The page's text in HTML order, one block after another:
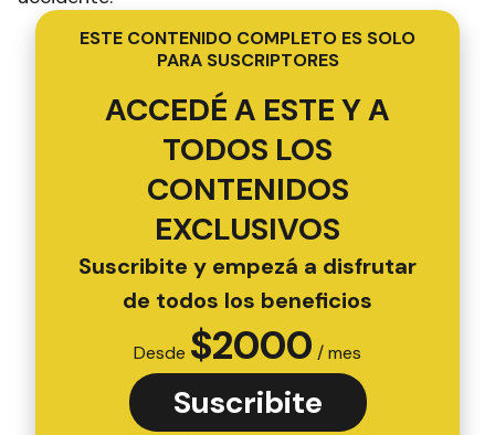
ESTE CONTENIDO COMPLETO ES SOLO
PARA SUSCRIPTORES
ACCEDÉ A ESTE Y A
TODOS LOS
CONTENIDOS
EXCLUSIVOS
Suscribite y empezá a disfrutar
de todos los beneficios
Desde $2000 / mes
Suscribite